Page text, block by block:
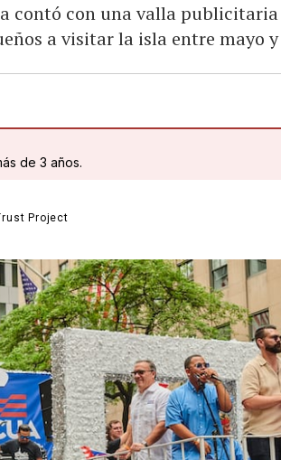
contó con una valla
a visitar la isla entre mayo y
de 3 años.